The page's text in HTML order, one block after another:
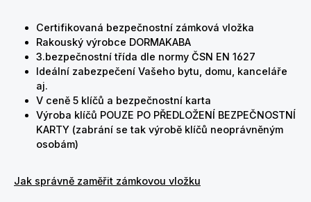
Certifikovaná bezpečnostní zámková vložka
Rakouský výrobce DORMAKABA
3.bezpečnostní třída dle normy ČSN EN 1627
Ideální zabezpečení Vašeho bytu, domu, kanceláře
aj.
V ceně 5 klíčů a bezpečnostní karta
Výroba klíčů POUZE PO PŘEDLOŽENÍ BEZPEČNOSTNÍ
KARTY (zabrání se tak výrobě klíčů neoprávněným
osobám)
Jak správně zaměřit zámkovou vložku